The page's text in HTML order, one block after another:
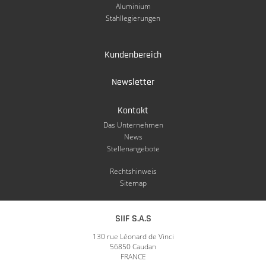
Aluminium
Stahllegierungen
Kundenbereich
Newsletter
Kontakt
Das Unternehmen
News
Stellenangebote
Rechtshinweis
Sitemap
SIIF S.A.S
130 rue Léonard de Vinci
56850 Caudan
FRANCE